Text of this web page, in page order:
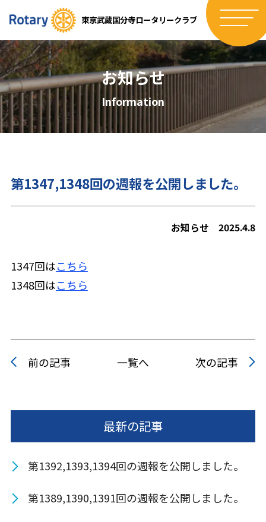
東京武蔵国分寺ロータリークラブ
お知らせ
Information
第1347,1348回の週報を公開しました。
お知らせ 2025.4.8
1347回はこちら
1348回はこちら
前の記事 一覧へ 次の記事
最新の記事
第1392,1393,1394回の週報を公開しました。
第1389,1390,1391回の週報を公開しました。